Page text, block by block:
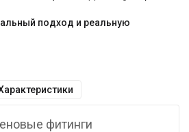
подход и реальную
фитинги